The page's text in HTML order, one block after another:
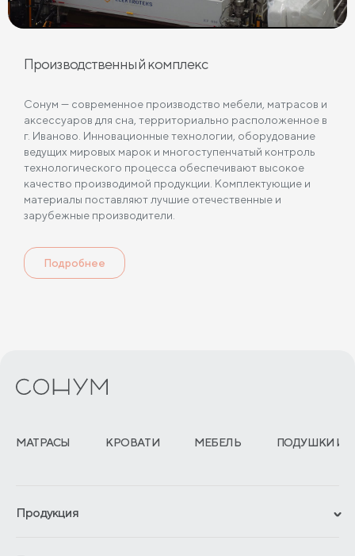
Производственный комплекс
Сонум — современное производство мебели, матрасов и
аксессуаров для сна, территориально расположенное в
г. Иваново. Инновационные технологии, оборудование
ведущих мировых марок и многоступенчатый контроль
технологического процесса обеспечивают высокое
качество производимой продукции. Комплектующие и
материалы поставляют лучшие отечественные и
зарубежные производители.
Подробнее
МАТРАСЫ КРОВАТИ МЕБЕЛЬ ПОДУШКИ И
Продукция